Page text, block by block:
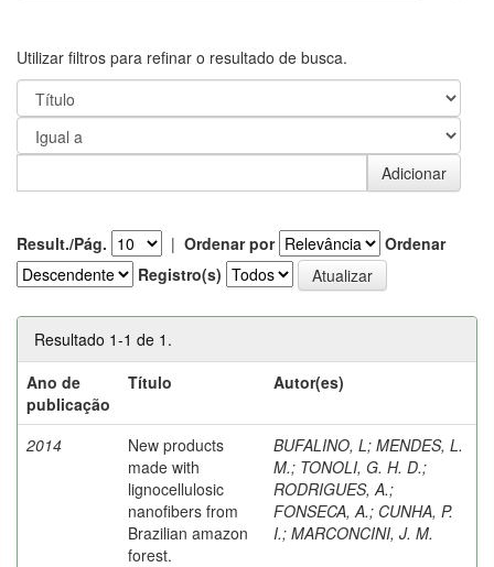
Utilizar filtros para refinar o resultado de busca.
Result./Pág. | Ordenar por
Ordenar
Registro(s)
Resultado 1-1 de 1.
Ano de
publicação
Título Autor(es)
2014
New products
made with
lignocellulosic
nanofibers from
Brazilian amazon
forest.
BUFALINO, L; MENDES, L.
M.; TONOLI, G. H. D.;
RODRIGUES, A.;
FONSECA, A.; CUNHA, P.
I.; MARCONCINI, J. M.